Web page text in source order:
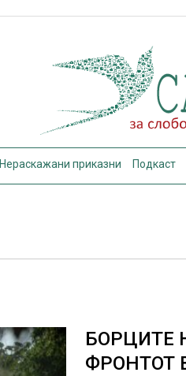
Нераскажани приказни Подкаст
БОРЦИТЕ
ФРОНТОТ